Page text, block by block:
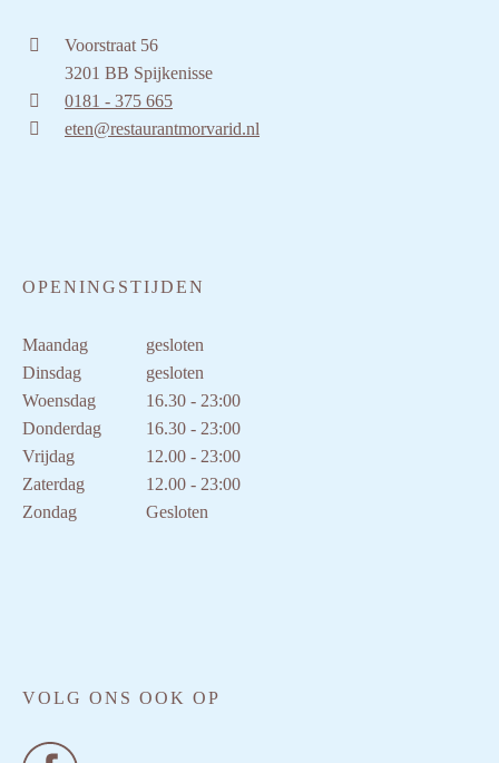
Voorstraat 56
3201 BB Spijkenisse
0181 - 375 665
eten@restaurantmorvarid.nl
OPENINGSTIJDEN
Maandag
gesloten
Dinsdag
gesloten
Woensdag
16.30 - 23:00
Donderdag
16.30 - 23:00
Vrijdag
12.00 - 23:00
Zaterdag
12.00 - 23:00
Zondag
Gesloten
VOLG ONS OOK OP